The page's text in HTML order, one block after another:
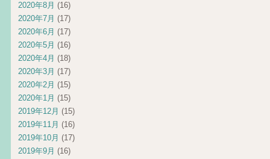
2020年8月 (16)
2020年7月 (17)
2020年6月 (17)
2020年5月 (16)
2020年4月 (18)
2020年3月 (17)
2020年2月 (15)
2020年1月 (15)
2019年12月 (15)
2019年11月 (16)
2019年10月 (17)
2019年9月 (16)